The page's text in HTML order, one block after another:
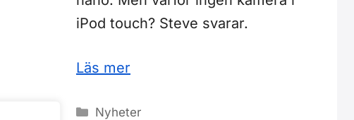
iPod touch? Steve svarar.
Läs mer
Kategorier
Nyheter